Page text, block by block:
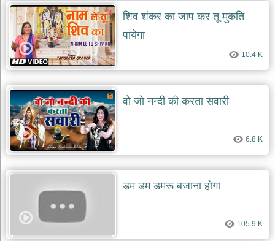
शिव शंकर का जाप कर तू मुकति
पायेगा
10.4 K
वो जो नन्दी की करता सवारी
6.8 K
डम डम डमरू बजाना होगा
105.9 K